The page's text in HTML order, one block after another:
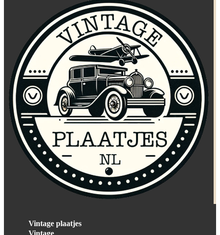
Vintage plaatjes
Vintage